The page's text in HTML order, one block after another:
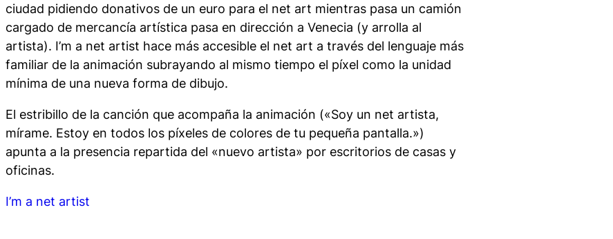
ciudad pidiendo donativos de un euro para el net art mientras pasa un camión
cargado de mercancía artística pasa en dirección a Venecia (y arrolla al
artista). I’m a net artist hace más accesible el net art a través del lenguaje más
familiar de la animación subrayando al mismo tiempo el píxel como la unidad
mínima de una nueva forma de dibujo.
El estribillo de la canción que acompaña la animación («Soy un net artista,
mírame. Estoy en todos los píxeles de colores de tu pequeña pantalla.»)
apunta a la presencia repartida del «nuevo artista» por escritorios de casas y
oficinas.
I’m a net artist